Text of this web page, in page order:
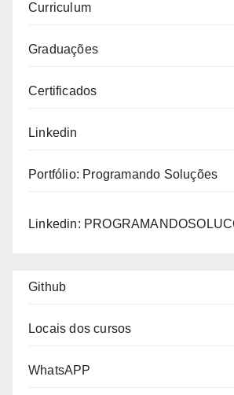
Curriculum
Graduações
Certificados
Linkedin
Portfólio: Programando Soluções
Linkedin:
Github
Locais dos cursos
WhatsAPP